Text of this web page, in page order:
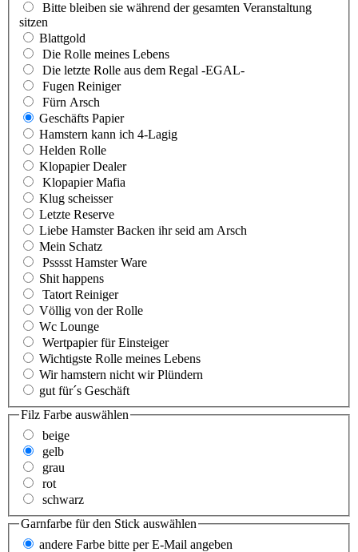
Bitte bleiben sie während der gesamten Veranstaltung
sitzen
Blattgold
Die Rolle meines Lebens
Die letzte Rolle aus dem Regal -EGAL-
Fugen Reiniger
Fürn Arsch
Geschäfts Papier
Hamstern kann ich 4-Lagig
Helden Rolle
Klopapier Dealer
Klopapier Mafia
Klug scheisser
Letzte Reserve
Liebe Hamster Backen ihr seid am Arsch
Mein Schatz
Psssst Hamster Ware
Shit happens
Tatort Reiniger
Völlig von der Rolle
Wc Lounge
Wertpapier für Einsteiger
Wichtigste Rolle meines Lebens
Wir hamstern nicht wir Plündern
gut für´s Geschäft
Filz Farbe auswählen
beige
gelb
grau
rot
schwarz
Garnfarbe für den Stick auswählen
andere Farbe bitte per E-Mail angeben